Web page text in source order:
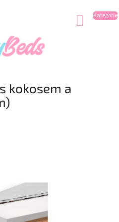
kokosem a